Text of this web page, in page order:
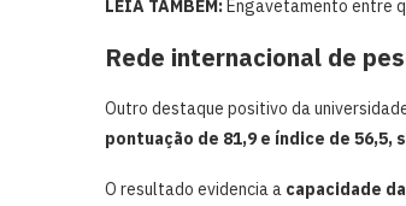
LEIA TAMBÉM:Engavetamento entre
Rede internacional de
Outro destaque positivo da
pontuação de 81,9 e índice de 56,5,
O resultado evidencia a capacidade